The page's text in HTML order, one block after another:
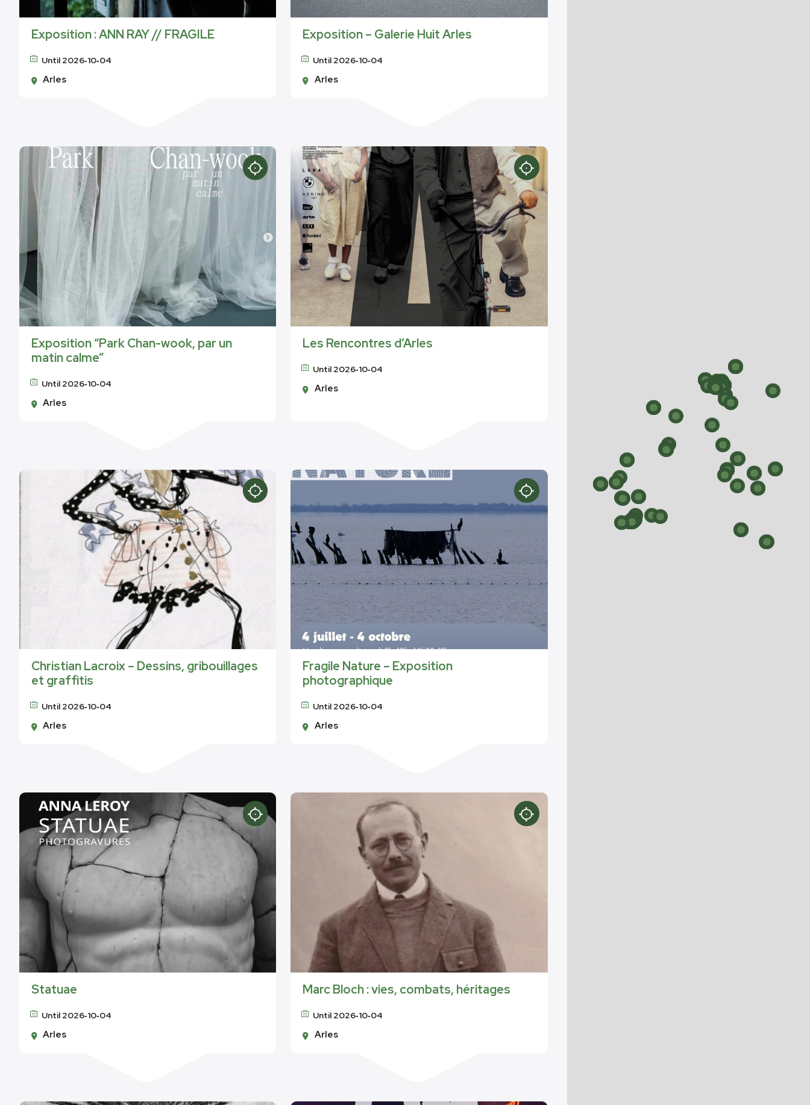
Exposition : ANN RAY // FRAGILE
Until 2026‑10‑04
Arles
Exposition – Galerie Huit Arles
Until 2026‑10‑04
Arles
Exposition “Park Chan-wook, par un
matin calme”
Until 2026‑10‑04
Arles
Les Rencontres d’Arles
Until 2026‑10‑04
Arles
Christian Lacroix – Dessins, gribouillages
et graffitis
Until 2026‑10‑04
Arles
Fragile Nature – Exposition
photographique
Until 2026‑10‑04
Arles
Statuae
Until 2026‑10‑04
Arles
Marc Bloch : vies, combats, héritages
Until 2026‑10‑04
Arles